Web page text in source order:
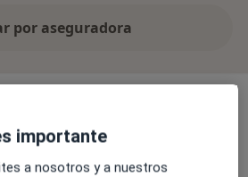
por aseguradora
Barrenetxea Ziarrusta
importante
a nosotros y a nuestros